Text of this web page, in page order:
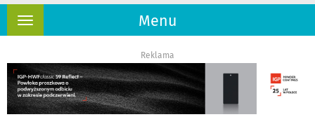
Menu
Rozwiń
Reklama